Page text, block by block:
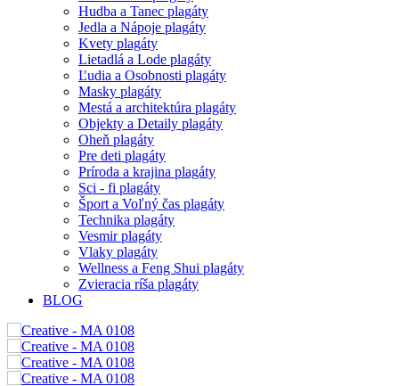
Hudba a Tanec plagáty
Jedla a Nápoje plagáty
Kvety plagáty
Lietadlá a Lode plagáty
Ľudia a Osobnosti plagáty
Masky plagáty
Mestá a architektúra plagáty
Objekty a Detaily plagáty
Oheň plagáty
Pre deti plagáty
Príroda a krajina plagáty
Sci - fi plagáty
Šport a Voľný čas plagáty
Technika plagáty
Vesmir plagáty
Vlaky plagáty
Wellness a Feng Shui plagáty
Zvieracia ríša plagáty
BLOG